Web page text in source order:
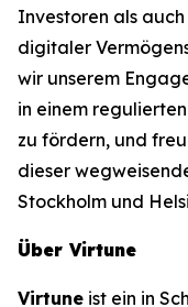
Investoren als
digitaler
wir unserem
in einem
zu fördern, und
dieser
Stockholm und
Über Virtune
Virtune ist ein in